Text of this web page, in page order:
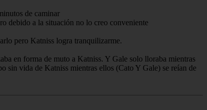
de caminar
debido a la situación no lo creo conveniente
pero Katniss logra tranquilizarme.
en forma de muto a Katniss. Y Gale solo lloraba mientras
sin vida de Katniss mientras ellos (Cato Y Gale) se reían de